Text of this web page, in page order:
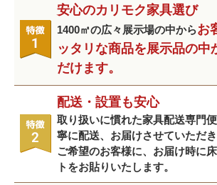
安心のカリモク家具選び
1400㎡の広々展示場の中からお
ッタリな商品を展示品の中
だけます。
配送・設置も安心
取り扱いに慣れた家具配送専門
寧に配送、お届けさせていただき
ご希望のお客様に、お届け時に
トをお貼りいたします。